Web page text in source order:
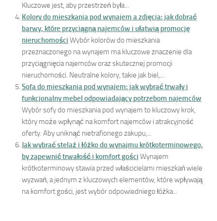
Kluczowe jest, aby przestrzeń była...
Kolory do mieszkania pod wynajem a zdjęcia: jak dobrać
barwy, które przyciągną najemców i ułatwią promocję
nieruchomości Wybór kolorów do mieszkania
przeznaczonego na wynajem ma kluczowe znaczenie dla
przyciągnięcia najemców oraz skutecznej promocji
nieruchomości. Neutralne kolory, takie jak biel,...
Sofa do mieszkania pod wynajem: jak wybrać trwały i
funkcjonalny mebel odpowiadający potrzebom najemców
Wybór sofy do mieszkania pod wynajem to kluczowy krok,
który może wpłynąć na komfort najemców i atrakcyjność
oferty. Aby uniknąć nietrafionego zakupu,...
Jak wybrać stelaż i łóżko do wynajmu krótkoterminowego,
by zapewnić trwałość i komfort gości Wynajem
krótkoterminowy stawia przed właścicielami mieszkań wiele
wyzwań, a jednym z kluczowych elementów, które wpływają
na komfort gości, jest wybór odpowiedniego łóżka...